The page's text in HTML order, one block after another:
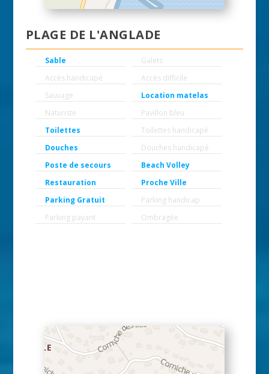
PLAGE DE L'ANGLADE
Sable
Galets
Accès handicapé
Accès difficile
Sauvage
Location matelas
Naturiste
Pavillon bleu
Toilettes
Toilettes handicapé
Douches
Douches handicapé
Poste de secours
Beach Volley
Restauration
Proche Ville
Parking Gratuit
Parking handicap
Parking payant
Ombragée